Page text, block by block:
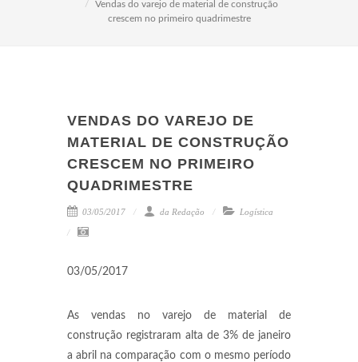
Vendas do varejo de material de construção
crescem no primeiro quadrimestre
VENDAS DO VAREJO DE
MATERIAL DE CONSTRUÇÃO
CRESCEM NO PRIMEIRO
QUADRIMESTRE
03/05/2017 da Redação Logística
03/05/2017
As vendas no varejo de material de
construção registraram alta de 3% de janeiro
a abril na comparação com o mesmo período